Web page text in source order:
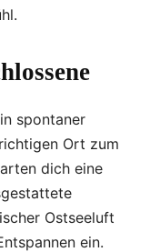
spontaner
Ort zum
dich eine
Ostseeluft
ein.